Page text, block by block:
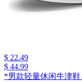
$ 22.49
$ 44.99
*男款轻量休闲牛津